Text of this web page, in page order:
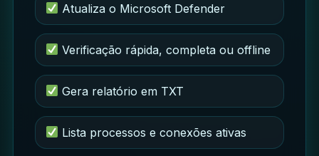
Atualiza o Microsoft Defender
Verificação rápida, completa ou offline
Gera relatório em TXT
Lista processos e conexões ativas